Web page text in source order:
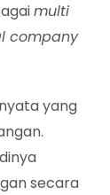
multi
company
yang
secara